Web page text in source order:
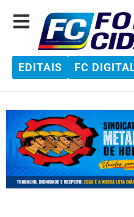
EDITAIS FC